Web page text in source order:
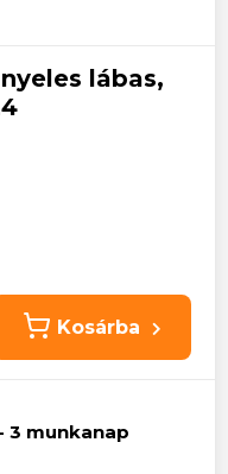
lábas,
Kosárba
3 munkanap